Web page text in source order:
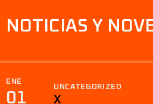
NOTICIAS Y
ENE
01
UNCATEGORIZED
X